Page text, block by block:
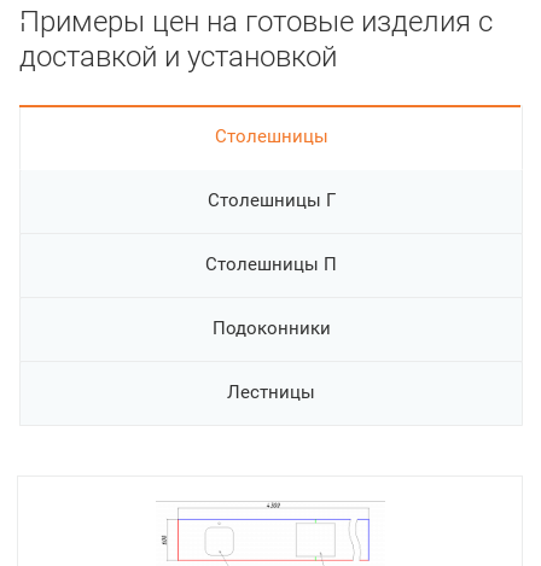
Примеры цен на готовые изделия с
доставкой и установкой
Cтолешницы
Столешницы Г
Столешницы П
Подоконники
Лестницы